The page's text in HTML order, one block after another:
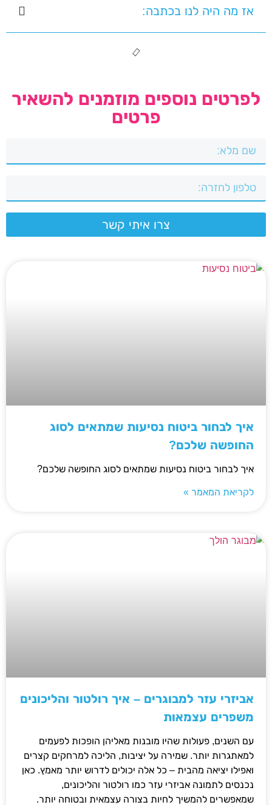
אז מה היה לנו בכתבה:
לפרטים נוספים מוזמנים להשאיר
פרטים
צרו איתי קשר
איך לבחור ביטוח נסיעות שמתאים לסוג
החופשה שלכם?
איך לבחור ביטוח נסיעות שמתאים לסוג החופשה שלכם?
לקריאת המאמר »
אביזרי עזר למבוגרים – איך רולטור והליכונים
משפרים עצמאות
עם השנים, פעולות שהיו מובנות מאליהן הופכות לפעמים
למאתגרות יותר. שמירה על יציבות, הליכה למרחקים קצרים
ואפילו יציאה מהבית – כל אלה יכולים לדרוש יותר מאמץ. כאן
נכנסים לתמונה אביזרי עזר כמו רולטור והליכונים,
שמאפשרים להמשיך לחיות בצורה עצמאית ובטוחה יותר.